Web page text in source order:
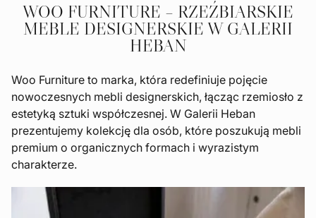
WOO FURNITURE – RZEŹBIARSKIE
MEBLE DESIGNERSKIE W GALERII
HEBAN
Woo Furniture to marka, która redefiniuje pojęcie
nowoczesnych mebli designerskich, łącząc rzemiosło z
estetyką sztuki współczesnej. W Galerii Heban
prezentujemy kolekcję dla osób, które poszukują mebli
premium o organicznych formach i wyrazistym
charakterze.